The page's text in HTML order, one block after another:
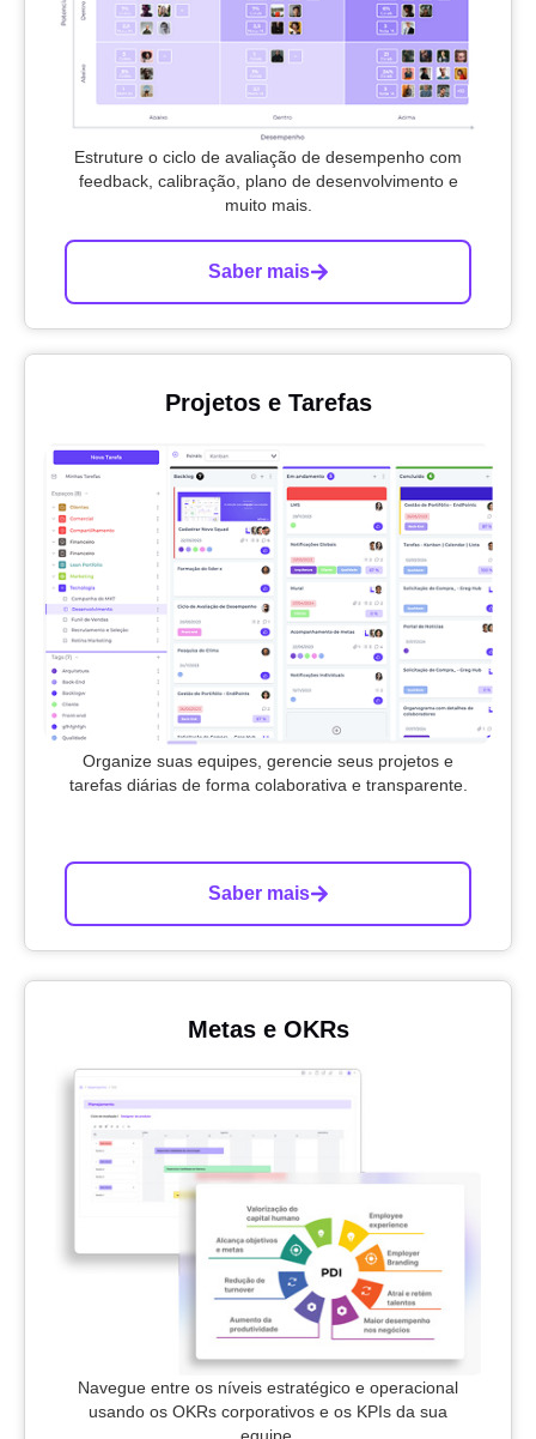
Estruture o ciclo de avaliação de desempenho com
feedback, calibração, plano de desenvolvimento e
muito mais.
Saber mais
Projetos e Tarefas
Organize suas equipes, gerencie seus projetos e
tarefas diárias de forma colaborativa e transparente.
Saber mais
Metas e OKRs
Navegue entre os níveis estratégico e operacional
usando os OKRs corporativos e os KPIs da sua